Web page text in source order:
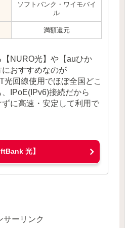
ソフトバンク・ワイモバイ
ル
満額還元
NURO光】や【auひか
おすすめなのが
光回線使用でほぼ全国どこ
IPoE(IPv6)接続だから
に高速・安定して利用で
光】
サーリンク